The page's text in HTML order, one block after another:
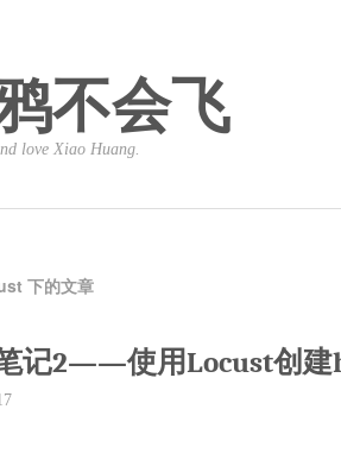
不会飞
love Xiao Huang.
下的文章
记2——使用Locust创建